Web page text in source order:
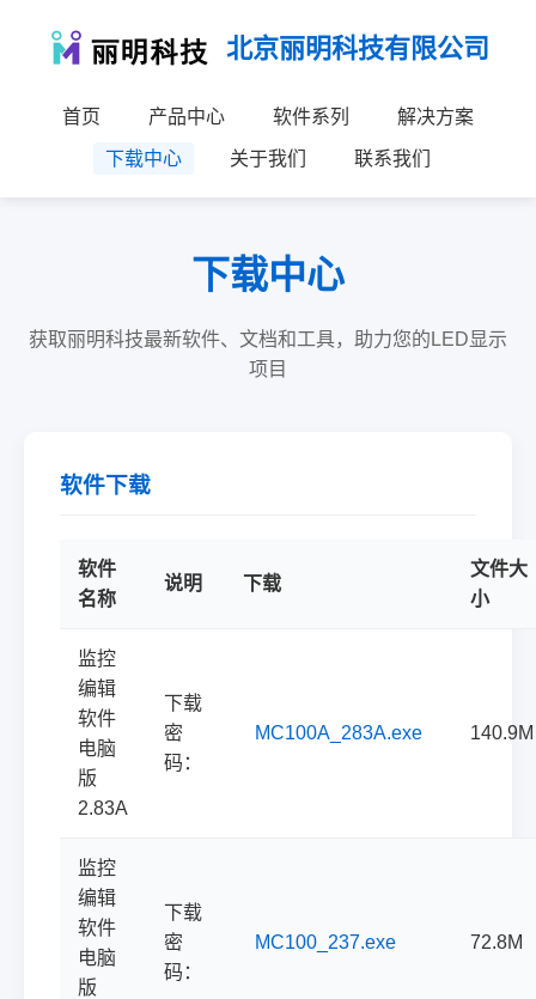
北京丽明科技有限公司
首页 产品中心 软件系列 解决方案
下载中心 关于我们 联系我们
下载中心
获取丽明科技最新软件、文档和工具，助力您的LED显示
项目
软件下载
软件
名称
说明 下载
文件大
小
监控
编辑
软件
电脑
版
2.83A
下载
密
码：
MC100A_283A.exe 140.9M
监控
编辑
软件
电脑
版
下载
密
码：
MC100_237.exe 72.8M